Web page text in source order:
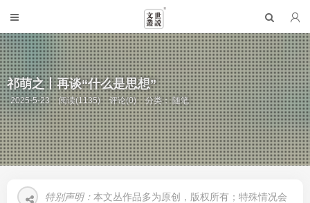
祁萌之丨再谈“什么是思想”
2025-5-23 阅读(1135) 评论(0) 分类：随笔
特别声明： 本文丛作品多为原创，版权所有；特殊情况会